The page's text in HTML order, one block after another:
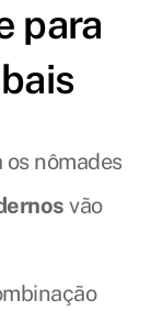
para
os nômades
vão